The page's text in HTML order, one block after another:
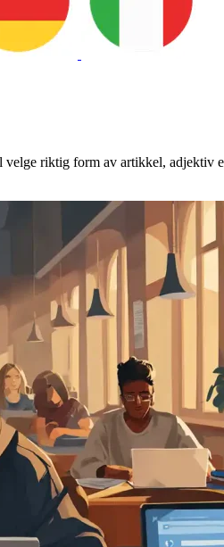
velge riktig form av artikkel, adjektiv